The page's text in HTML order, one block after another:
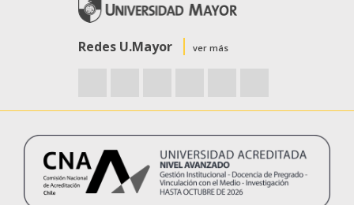
Redes U.Mayor ver más